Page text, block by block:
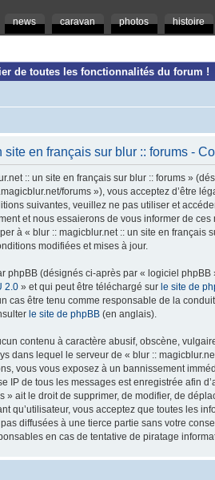
news caravan photos histoire
de toutes les fonctionnalités du forum !
site en français sur blur :: forums -
:: un site en français sur blur :: forums »
forums »), vous acceptez d’être
suivantes, veuillez ne pas utiliser et
et nous essaierons de vous informer de
à « blur :: magicblur.net :: un site en
modifiées et mises à jour.
phpBB (désignés ci-après par « logiciel
2.0 » et qui peut être téléchargé sur le site de
cas être tenu comme responsable de la
le site de phpBB (en anglais).
contenu à caractère abusif, obscène,
dans lequel le serveur de « blur ::
vous vous exposez à un bannissement
IP de tous les messages est enregistrée afin
» ait le droit de supprimer, de modifier, de
qu’utilisateur, vous acceptez que toutes les
diffusées à une tierce partie sans votre
en cas de tentative de piratage